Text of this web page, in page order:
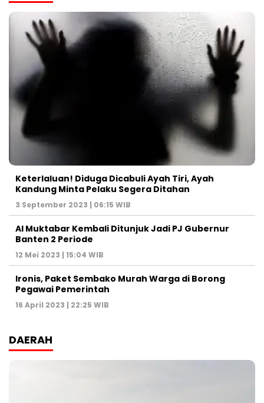
Keterlaluan! Diduga Dicabuli Ayah Tiri, Ayah
Kandung Minta Pelaku Segera Ditahan
3 September 2023 | 06:15 WIB
Al Muktabar Kembali Ditunjuk Jadi PJ Gubernur
Banten 2 Periode
12 Mei 2023 | 15:04 WIB
Ironis, Paket Sembako Murah Warga di Borong
Pegawai Pemerintah
16 April 2023 | 22:25 WIB
DAERAH